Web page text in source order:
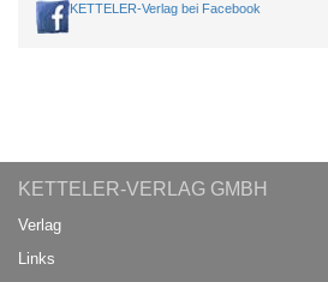
KETTELER-Verlag bei Facebook
KETTELER-VERLAG GMBH
Verlag
Links